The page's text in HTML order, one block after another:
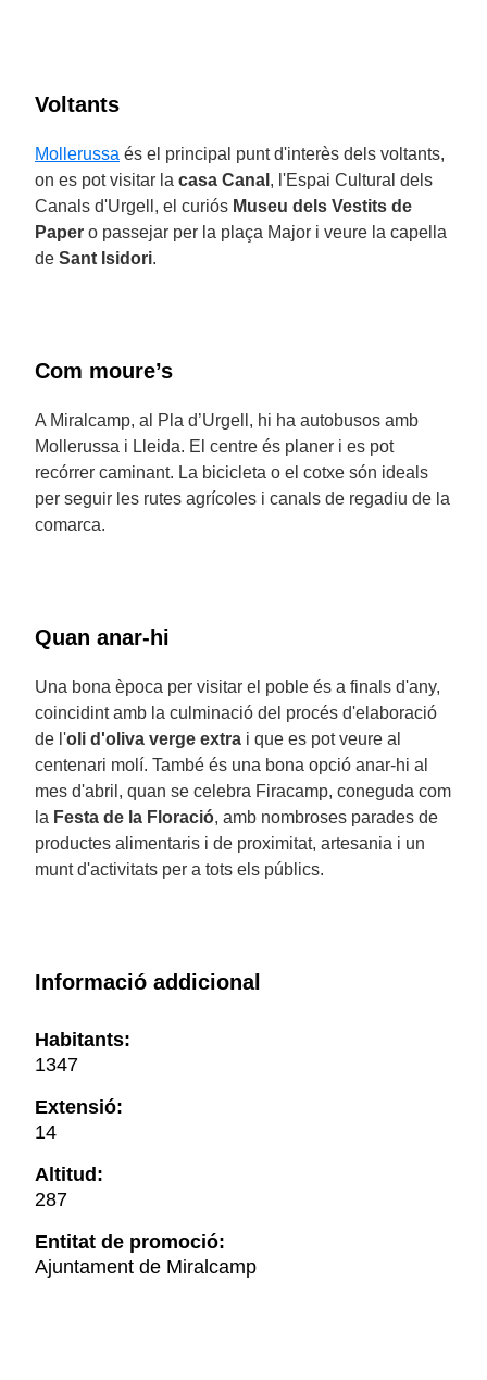
Voltants
Mollerussa és el principal punt d'interès dels voltants,
on es pot visitar la casa Canal , l'Espai Cultural dels
Canals d'Urgell, el curiós Museu dels Vestits de
Paper o passejar per la plaça Major i veure la capella
de Sant Isidori.
Com moure’s
A Miralcamp, al Pla d’Urgell, hi ha autobusos amb
Mollerussa i Lleida. El centre és planer i es pot
recórrer caminant. La bicicleta o el cotxe són ideals
per seguir les rutes agrícoles i canals de regadiu de la
comarca.
Quan anar-hi
Una bona època per visitar el poble és a finals d'any,
coincidint amb la culminació del procés d'elaboració
de l'oli d'oliva verge extra i que es pot veure al
centenari molí. També és una bona opció anar-hi al
mes d'abril, quan se celebra Firacamp, coneguda com
la Festa de la Floració, amb nombroses parades de
productes alimentaris i de proximitat, artesania i un
munt d'activitats per a tots els públics.
Informació addicional
Habitants:
1347
Extensió:
14
Altitud:
287
Entitat de promoció:
Ajuntament de Miralcamp